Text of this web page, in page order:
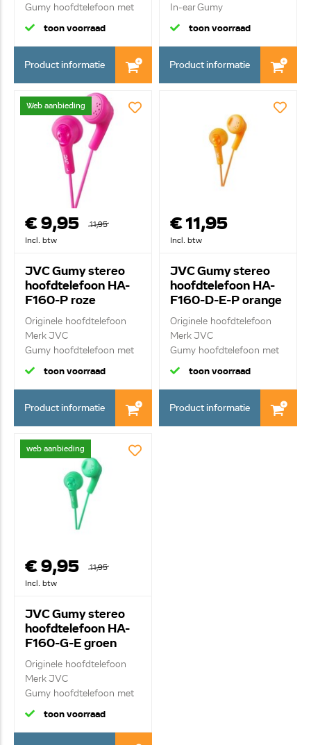
Gumy hoofdtelefoon met
ui...
toon voorraad
Product informatie
In-ear Gumy
hoofdtelefoon...
toon voorraad
Product informatie
Web aanbieding
€ 9,95
11,95
Incl. btw
JVC Gumy stereo
hoofdtelefoon HA-
F160-P roze
Originele hoofdtelefoon
Merk JVC
Gumy hoofdtelefoon met
ui...
toon voorraad
Product informatie
€ 11,95
Incl. btw
JVC Gumy stereo
hoofdtelefoon HA-
F160-D-E-P orange
Originele hoofdtelefoon
Merk JVC
Gumy hoofdtelefoon met
ui...
toon voorraad
Product informatie
web aanbieding
€ 9,95
11,95
Incl. btw
JVC Gumy stereo
hoofdtelefoon HA-
F160-G-E groen
Originele hoofdtelefoon
Merk JVC
Gumy hoofdtelefoon met
ui...
toon voorraad